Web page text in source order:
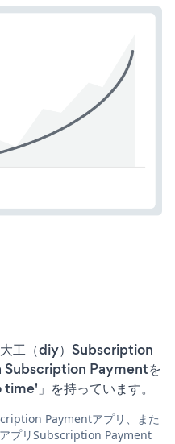
工（diy）Subscription
Subscription Paymentを
」を持っています。
Paymentアプリ、また
プリSubscription Payment